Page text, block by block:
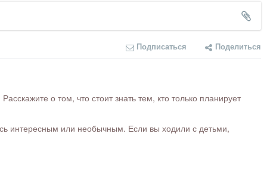
Подписаться Поделиться
о том, что стоит знать тем, кто только планирует
интересным или необычным. Если вы ходили с детьми,